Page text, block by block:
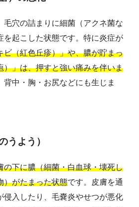
毛穴の詰まりに細菌（アクネ菌な
を起こした状態です。特に炎症が
ビ（紅色丘疹）」や、膿が貯まっ
）」は、押すと強い痛みを伴いま
背中・胸・お尻などにも生じま
うよう）
の下に膿（細菌・白血球・壊死し
）がたまった状態です。皮膚を通
侵入したり、毛嚢炎やせつが悪化